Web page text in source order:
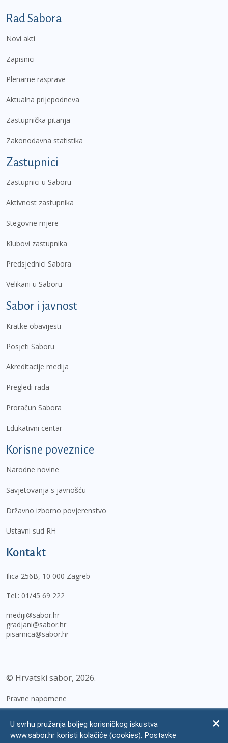
Podnožje prvi izbornik
Rad Sabora
Novi akti
Zapisnici
Plenarne rasprave
Aktualna prijepodneva
Zastupnička pitanja
Zakonodavna statistika
Zastupnici
Zastupnici u Saboru
Aktivnost zastupnika
Stegovne mjere
Klubovi zastupnika
Predsjednici Sabora
Velikani u Saboru
Sabor i javnost
Kratke obavijesti
Posjeti Saboru
Akreditacije medija
Pregledi rada
Proračun Sabora
Edukativni centar
Korisne poveznice
Narodne novine
Savjetovanja s javnošću
Državno izborno povjerenstvo
Ustavni sud RH
Kontakt
Ilica 256B, 10 000 Zagreb
Tel.: 01/45 69 222
mediji@sabor.hr
gradjani@sabor.hr
pisarnica@sabor.hr
© Hrvatski sabor, 2026
Pravne napomene
Zaštita osobnih podataka
U svrhu pružanja boljeg korisničkog iskustva
www.sabor.hr koristi kolačiće (cookies). Postavke